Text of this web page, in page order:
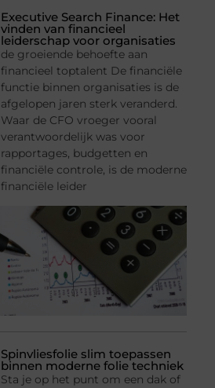
Executive Search Finance: Het
vinden van financieel
leiderschap voor organisaties
de groeiende behoefte aan
financieel toptalent De financiële
functie binnen organisaties is de
afgelopen jaren sterk veranderd.
Waar de CFO vroeger vooral
verantwoordelijk was voor
rapportages, budgetten en
financiële controle, is de moderne
financiële leider
Spinvliesfolie slim toepassen
binnen moderne folie techniek
Sta je op het punt om een dak of